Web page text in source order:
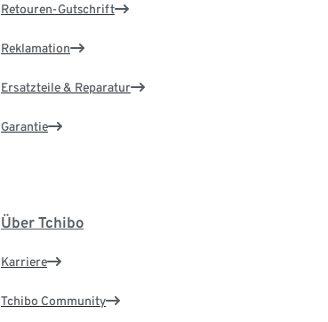
Retouren-Gutschrift
Reklamation
Ersatzteile & Reparatur
Garantie
Über Tchibo
Karriere
Tchibo Community